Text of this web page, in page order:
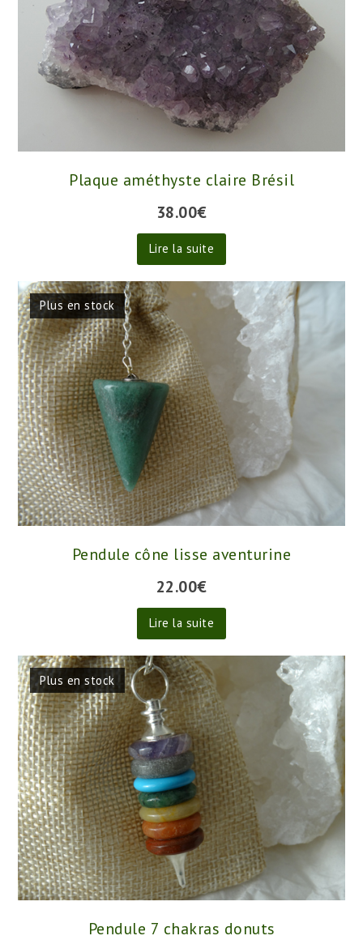
Plaque améthyste claire Brésil
38.00€
Lire la suite
Plus en stock
Pendule cône lisse aventurine
22.00€
Lire la suite
Plus en stock
Pendule 7 chakras donuts